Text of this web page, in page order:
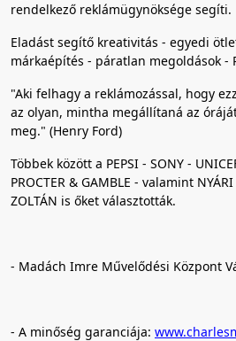
rendelkező reklámügynöksége segíti.
Eladást segítő kreativitás - egyedi
márkaépítés - páratlan megoldások -
"Aki felhagy a reklámozással, hogy
az olyan, mintha megállítaná az
meg." (Henry Ford)
Többek között a PEPSI - SONY -
PROCTER & GAMBLE - valamint
ZOLTÁN is őket választották.
- Madách Imre Művelődési Központ
- A minőség garanciája: